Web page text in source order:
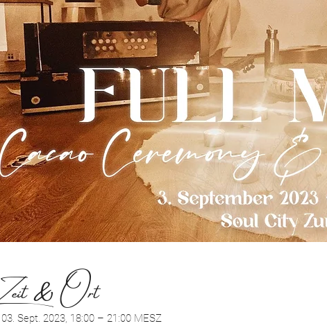
Zeit & Ort
03. Sept. 2023, 18:00 – 21:00 MESZ